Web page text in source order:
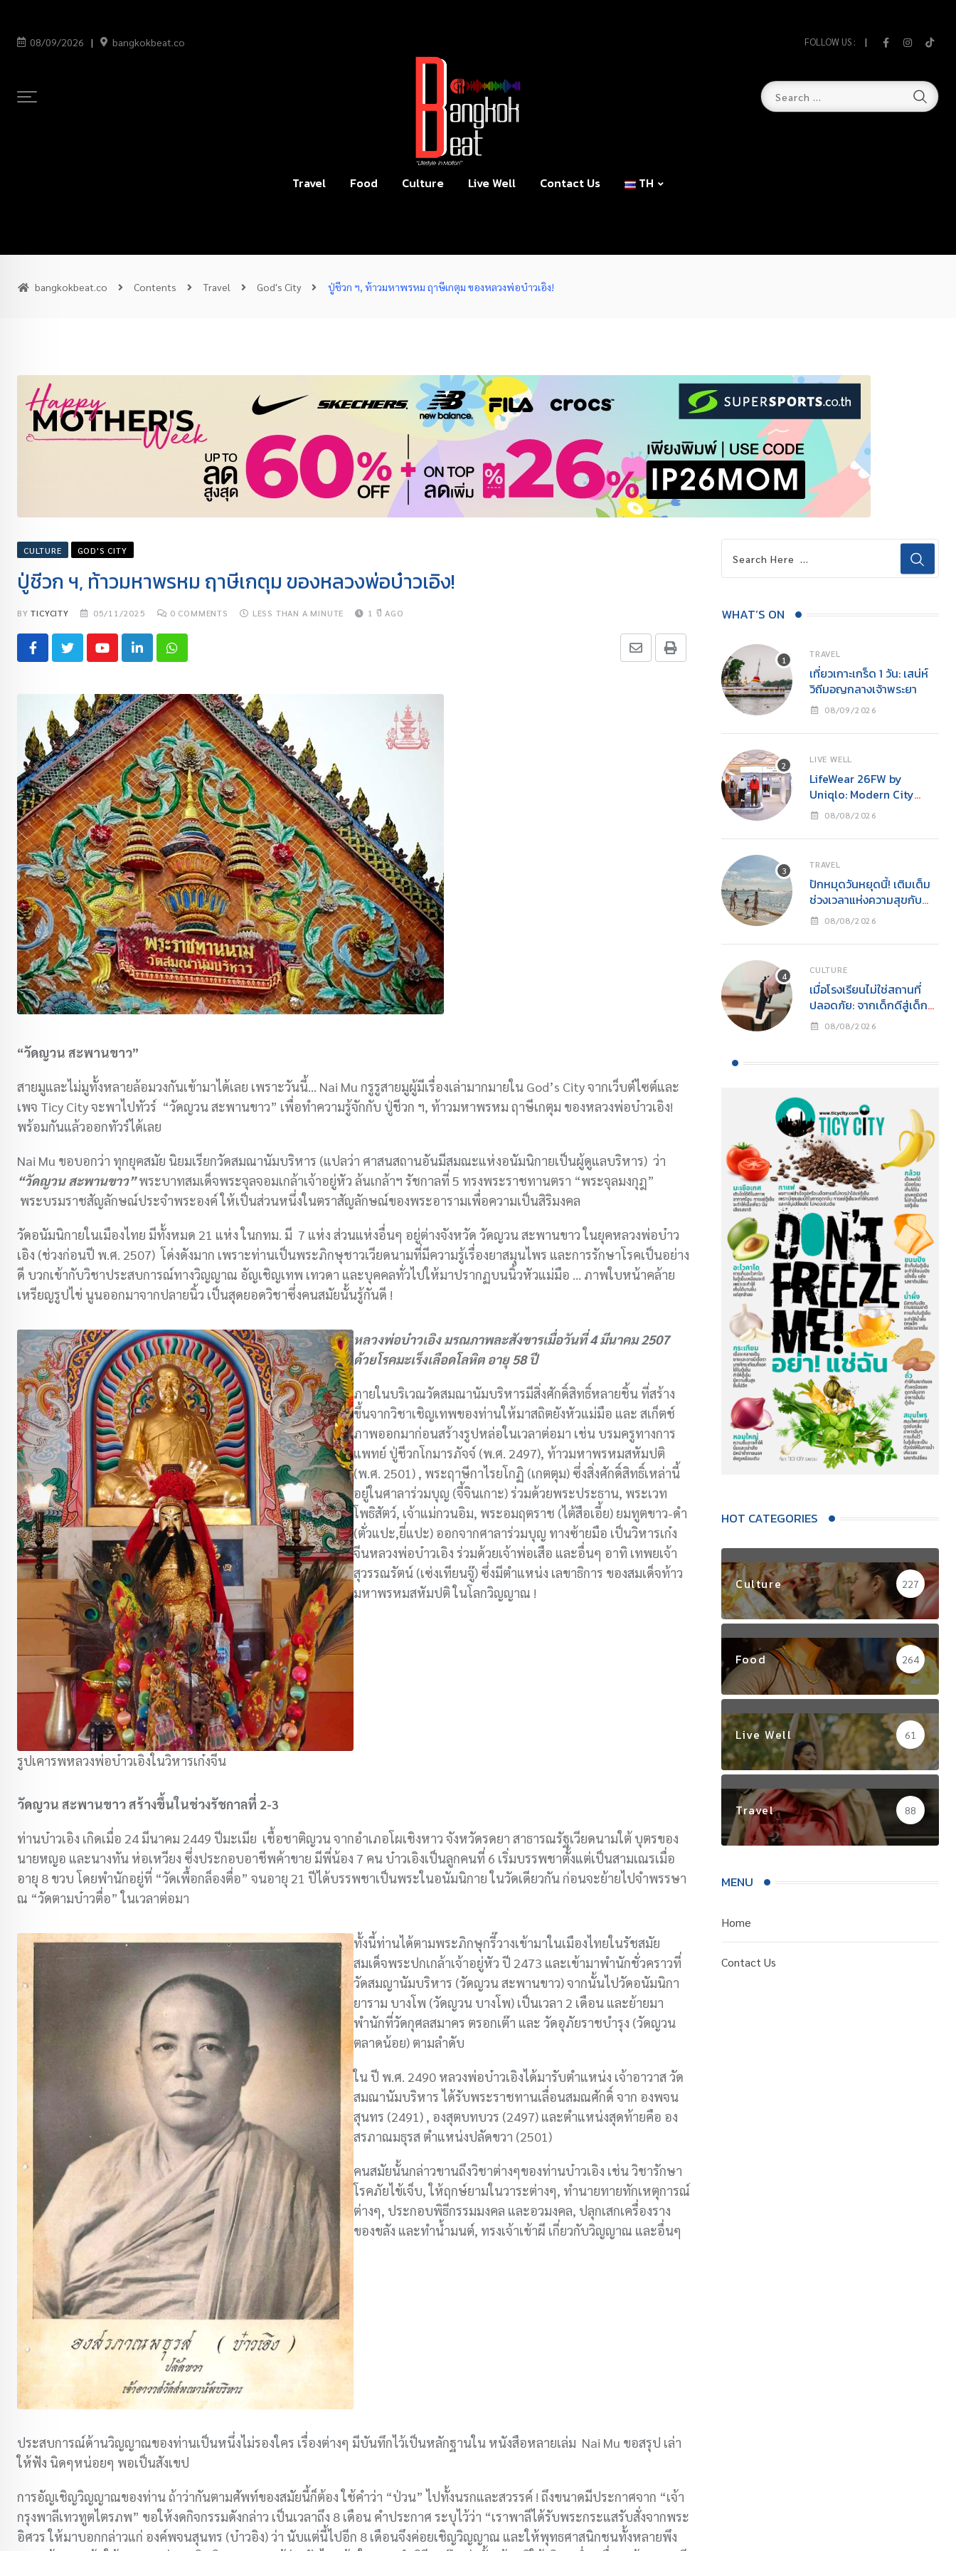
08/09/2026 bangkokbeat.co FOLLOW US :
Travel Food Culture Live Well Contact Us TH
bangkokbeat.co Contents Travel God's City ปู่ชีวก ฯ, ท้าวมหาพรหม ฤาษีเกตุม ของหลวงพ่อบ๋าวเอิง!
CULTURE GOD'S CITY
ปู่ชีวก ฯ, ท้าวมหาพรหม ฤาษีเกตุม ของหลวงพ่อบ๋าวเอิง!
BYTICYCITY 05/11/2025 0 COMMENTS LESS THAN A MINUTE 1 ปี AGO
“วัดญวน สะพานขาว”
สายมูและไม่มูทั้งหลายล้อมวงกันเข้ามาได้เลย เพราะวันนี้… Nai Mu กรูรูสายมูผู้มีเรื่องเล่ามากมายใน God’s City จากเว็บต์ไซต์และ
เพจ Ticy City จะพาไปทัวร์ “วัดญวน สะพานขาว” เพื่อทำความรู้จักกับ ปู่ชีวก ฯ, ท้าวมหาพรหม ฤาษีเกตุม ของหลวงพ่อบ๋าวเอิง!
พร้อมกันแล้วออกทัวร์ได้เลย
Nai Mu ขอบอกว่า ทุกยุคสมัย นิยมเรียกวัดสมณานัมบริหาร (แปลว่า ศาสนสถานอันมีสมณะแห่งอนัมนิกายเป็นผู้ดูแลบริหาร) ว่า
“วัดญวน สะพานขาว”พระบาทสมเด็จพระจุลจอมเกล้าเจ้าอยู่หัว ล้นเกล้าฯ รัชกาลที่ 5 ทรงพระราชทานตรา “พระจุลมงกุฎ”
พระบรมราชสัญลักษณ์ประจำพระองค์ ให้เป็นส่วนหนึ่งในตราสัญลักษณ์ของพระอารามเพื่อความเป็นสิริมงคล
วัดอนัมนิกายในเมืองไทย มีทั้งหมด 21 แห่ง ในกทม. มี 7 แห่ง ส่วนแห่งอื่นๆ อยู่ต่างจังหวัด วัดญวน สะพานขาว ในยุคหลวงพ่อบ๋าว
เอิง (ช่วงก่อนปี พ.ศ. 2507) โด่งดังมาก เพราะท่านเป็นพระภิกษุชาวเวียดนามที่มีความรู้เรื่องยาสมุนไพร และการรักษาโรคเป็นอย่าง
ดี บวกเข้ากับวิชาประสบการณ์ทางวิญญาณ อัญเชิญเทพ เทวดา และบุคคลทั่วไปให้มาปรากฏบนนิ้วหัวแม่มือ … ภาพใบหน้าคล้าย
เหรียญรูปไข่ นูนออกมาจากปลายนิ้ว เป็นสุดยอดวิชาซึ่งคนสมัยนั้นรู้กันดี !
รูปเคารพหลวงพ่อบ๋าวเอิงในวิหารเก๋งจีน
หลวงพ่อบ๋าวเอิง มรณภาพละสังขารเมื่อวันที่ 4 มีนาคม 2507
ด้วยโรคมะเร็งเลือดโลหิต อายุ 58 ปี
ภายในบริเวณวัดสมณานัมบริหารมีสิ่งศักดิ์สิทธิ์หลายชิ้น ที่สร้าง
ขึ้นจากวิชาเชิญเทพของท่านให้มาสถิตยังหัวแม่มือ และ สเก็ตช์
ภาพออกมาก่อนสร้างรูปหล่อในเวลาต่อมา เช่น บรมครูทางการ
แพทย์ ปู่ชีวกโกมารภัจจ์ (พ.ศ. 2497), ท้าวมหาพรหมสหัมปติ
(พ.ศ. 2501) , พระฤาษีกาไรยโกฏิ (เกตตุม) ซึ่งสิ่งศักดิ์สิทธิ์เหล่านี้
อยู่ในศาลาร่วมบุญ (จี้จินเกาะ) ร่วมด้วยพระประธาน, พระเวท
โพธิสัตว์, เจ้าแม่กวนอิม, พระอมฤตราช (ไต้สือเอี้ย) ยมทูตขาว-ดำ
(ตั่วแปะ,ยี่แปะ) ออกจากศาลาร่วมบุญ ทางซ้ายมือ เป็นวิหารเก๋ง
จีนหลวงพ่อบ๋าวเอิง ร่วมด้วยเจ้าพ่อเสือ และอื่นๆ อาทิ เทพยเจ้า
สุวรรณรัตน์ (เซ่งเทียนจู๊) ซึ่งมีตำแหน่ง เลขาธิการ ของสมเด็จท้าว
มหาพรหมสหัมปติ ในโลกวิญญาณ !
วัดญวน สะพานขาว สร้างขึ้นในช่วงรัชกาลที่ 2-3
ท่านบ๋าวเอิง เกิดเมื่อ 24 มีนาคม 2449 ปีมะเมีย เชื้อชาติญวน จากอำเภอโผเชิงหาว จังหวัดรดยา สาธารณรัฐเวียดนามใต้ บุตรของ
นายหญอ และนางทัน ห่อเหวียง ซึ่งประกอบอาชีพค้าขาย มีพี่น้อง 7 คน บ๋าวเอิงเป็นลูกคนที่ 6 เริ่มบรรพชาตั้งแต่เป็นสามเณรเมื่อ
อายุ 8 ขวบ โดยพำนักอยู่ที่ “วัดเพื้อกล็องตื่อ” จนอายุ 21 ปีได้บรรพชาเป็นพระในอนัมนิกาย ในวัดเดียวกัน ก่อนจะย้ายไปจำพรรษา
ณ “วัดตามบ๋าวตื่อ” ในเวลาต่อมา
ทั้งนี้ท่านได้ตามพระภิกษุกรี๊วางเข้ามาในเมืองไทยในรัชสมัย
สมเด็จพระปกเกล้าเจ้าอยู่หัว ปี 2473 และเข้ามาพำนักชั่วคราวที่
วัดสมญานัมบริหาร (วัดญวน สะพานขาว) จากนั้นไปวัดอนัมนิกา
ยาราม บางโพ (วัดญวน บางโพ) เป็นเวลา 2 เดือน และย้ายมา
พำนักที่วัดกุศลสมาคร ตรอกเต๊า และ วัดอุภัยราชบำรุง (วัดญวน
ตลาดน้อย) ตามลำดับ
ใน ปี พ.ศ. 2490 หลวงพ่อบ๋าวเอิงได้มารับตำแหน่ง เจ้าอาวาส วัด
สมณานัมบริหาร ได้รับพระราชทานเลื่อนสมณศักดิ์ จาก องพจน
สุนทร (2491) , องสุตบทบวร (2497) และตำแหน่งสุดท้ายคือ อง
สรภาณมธุรส ตำแหน่งปลัดขวา (2501)
คนสมัยนั้นกล่าวขานถึงวิชาต่างๆของท่านบ๋าวเอิง เช่น วิชารักษา
โรคภัยไข้เจ็บ, ให้ฤกษ์ยามในวาระต่างๆ, ทำนายทายทักเหตุการณ์
ต่างๆ, ประกอบพิธีกรรมมงคล และอวมงคล, ปลุกเสกเครื่องราง
ของขลัง และทำน้ำมนต์, ทรงเจ้าเข้าผี เกี่ยวกับวิญญาณ และอื่นๆ
ประสบการณ์ด้านวิญญาณของท่านเป็นหนึ่งไม่รองใคร เรื่องต่างๆ มีบันทึกไว้เป็นหลักฐานใน หนังสือหลายเล่ม Nai Mu ขอสรุป เล่า
ให้ฟัง นิดๆหน่อยๆ พอเป็นสังเขป
การอัญเชิญวิญญาณของท่าน ถ้าว่ากันตามศัพท์ของสมัยนี้ก็ต้อง ใช้คำว่า “ป่วน” ไปทั้งนรกและสวรรค์ ! ถึงขนาดมีประกาศจาก “เจ้า
กรุงพาลีเทวทูตไตรภพ” ขอให้งดกิจกรรมดังกล่าว เป็นเวลาถึง 8 เดือน คำประกาศ ระบุไว้ว่า “เราพาลีได้รับพระกระแสรับสั่งจากพระ
อิศวร ให้มาบอกกล่าวแก่ องค์พจนสุนทร (บ๋าวอิง) ว่า นับแต่นี้ไปอีก 8 เดือนจึงค่อยเชิญวิญญาณ และให้พุทธศาสนิกชนทั้งหลายพึง
WHAT’S ON
TRAVEL
เที่ยวเกาะเกร็ด 1 วัน: เสน่ห์
วิถีมอญกลางเจ้าพระยา
08/09/2026
LIVE WELL
LifeWear 26FW by
Uniqlo: Modern City
Feelings – Bangkok
08/08/2026
TRAVEL
ปักหมุดวันหยุดนี้! เติมเต็ม
ช่วงเวลาแห่งความสุขกับ
ครอบครัว
08/08/2026
CULTURE
เมื่อโรงเรียนไม่ใช่สถานที่
ปลอดภัย: จากเด็กดีสู่เด็ก
เลว และโศกนาฏกรรมกราด
08/08/2026
HOT CATEGORIES
Culture 227
Food 264
Live Well 61
Travel 88
MENU
Home
Contact Us